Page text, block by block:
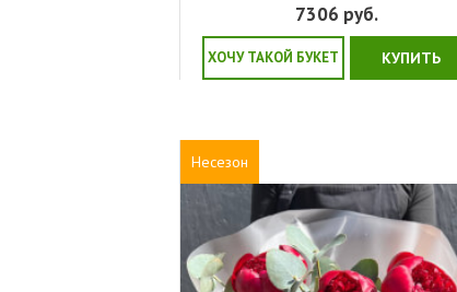
7306 руб.
ХОЧУ ТАКОЙ БУКЕТ КУПИТЬ
Несезон